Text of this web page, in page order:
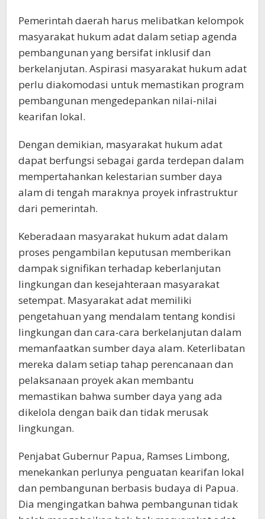
Pemerintah daerah harus melibatkan kelompok
masyarakat hukum adat dalam setiap agenda
pembangunan yang bersifat inklusif dan
berkelanjutan. Aspirasi masyarakat hukum adat
perlu diakomodasi untuk memastikan program
pembangunan mengedepankan nilai-nilai
kearifan lokal.
Dengan demikian, masyarakat hukum adat
dapat berfungsi sebagai garda terdepan dalam
mempertahankan kelestarian sumber daya
alam di tengah maraknya proyek infrastruktur
dari pemerintah.
Keberadaan masyarakat hukum adat dalam
proses pengambilan keputusan memberikan
dampak signifikan terhadap keberlanjutan
lingkungan dan kesejahteraan masyarakat
setempat. Masyarakat adat memiliki
pengetahuan yang mendalam tentang kondisi
lingkungan dan cara-cara berkelanjutan dalam
memanfaatkan sumber daya alam. Keterlibatan
mereka dalam setiap tahap perencanaan dan
pelaksanaan proyek akan membantu
memastikan bahwa sumber daya yang ada
dikelola dengan baik dan tidak merusak
lingkungan.
Penjabat Gubernur Papua, Ramses Limbong,
menekankan perlunya penguatan kearifan lokal
dan pembangunan berbasis budaya di Papua.
Dia mengingatkan bahwa pembangunan tidak